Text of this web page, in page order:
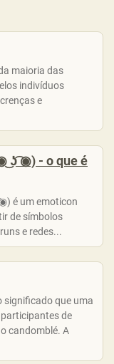
maioria das
indivíduos
e
͜ʖ ͡◉) - o que é
é um emoticon
de símbolos
e redes...
significado que uma
de
candomblé. A